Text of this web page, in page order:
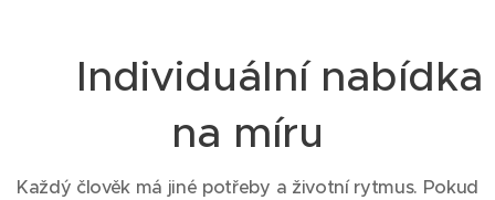
🎯 Individuální nabídka
na míru
Každý člověk má jiné potřeby a životní rytmus. Pokud